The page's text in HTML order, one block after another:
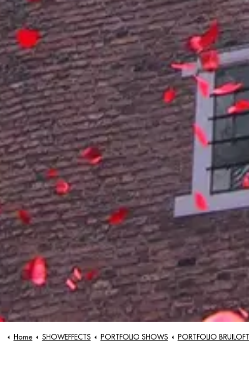
Home SHOWEFFECTS PORTFOLIO SHOWS PORTFOLIO BRUILOFTEN &